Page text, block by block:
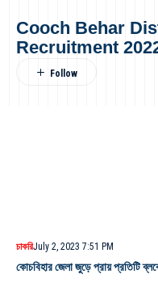
Cooch Behar
Recruitment
চাকরিJuly 2, 2023 7:51 PM
কোচবিহার জেলা জুড়ে প্রায় প্রতিটি